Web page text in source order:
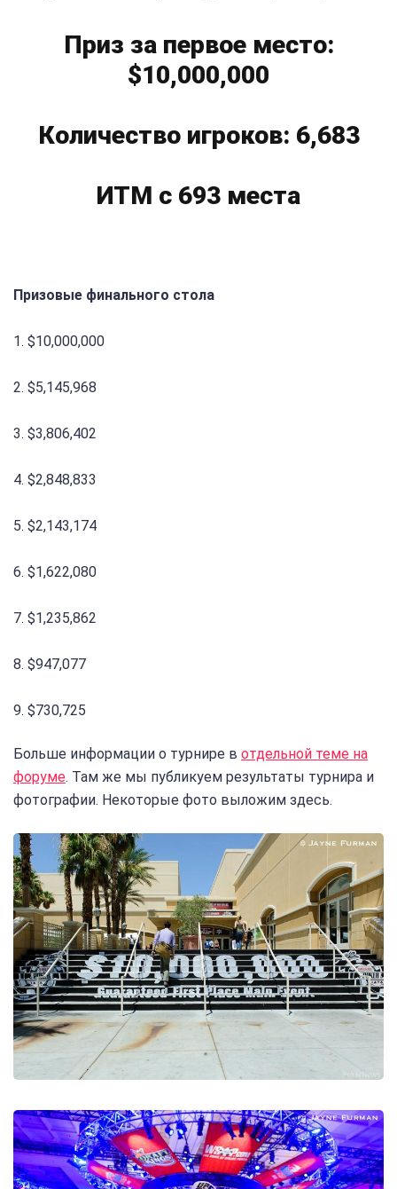
Приз за первое место:
$10,000,000
Количество игроков: 6,683
ИТМ с 693 места
Призовые финального стола
1. $10,000,000
2. $5,145,968
3. $3,806,402
4. $2,848,833
5. $2,143,174
6. $1,622,080
7. $1,235,862
8. $947,077
9. $730,725
Больше информации о турнире в отдельной теме на
форуме. Там же мы публикуем результаты турнира и
фотографии. Некоторые фото выложим здесь.